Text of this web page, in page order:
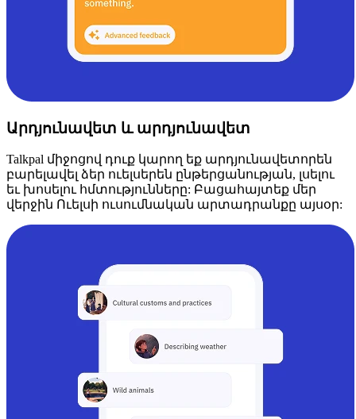
Արդյունավետ և արդյունավետ
Talkpal միջոցով դուք կարող եք արդյունավետորեն
բարելավել ձեր ուելսերեն ընթերցանության, լսելու
եւ խոսելու հմտությունները: Բացահայտեք մեր
վերջին Ուելսի ուսումնական արտադրանքը այսօր: